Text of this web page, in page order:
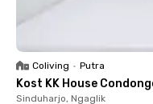
Coliving • Putra
Kost KK House
Sinduharjo, Ngaglik